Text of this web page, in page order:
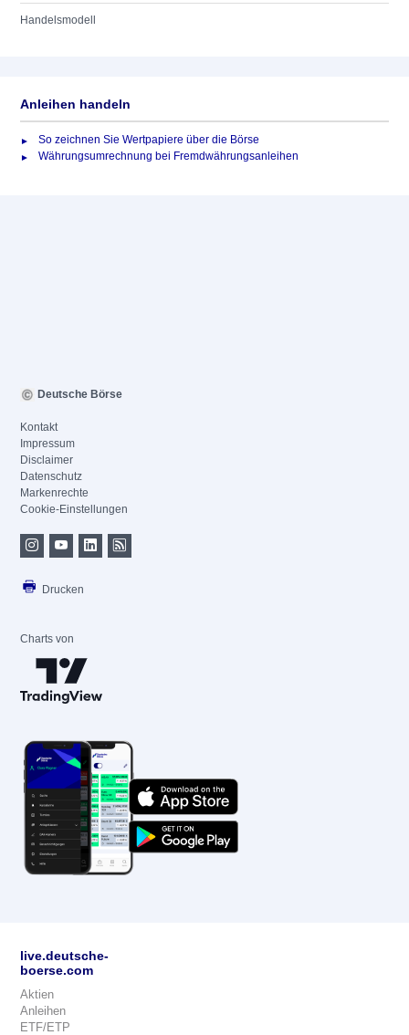
Handelsmodell
Anleihen handeln
So zeichnen Sie Wertpapiere über die Börse
Währungsumrechnung bei Fremdwährungsanleihen
Deutsche Börse
Kontakt
Impressum
Disclaimer
Datenschutz
Markenrechte
Cookie-Einstellungen
Drucken
Charts von
live.deutsche-
boerse.com
Aktien
Anleihen
ETF/ETP